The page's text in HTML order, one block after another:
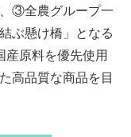
③全農グループ一
ぶ懸け橋」となる
産原料を優先使用
高品質な商品を目